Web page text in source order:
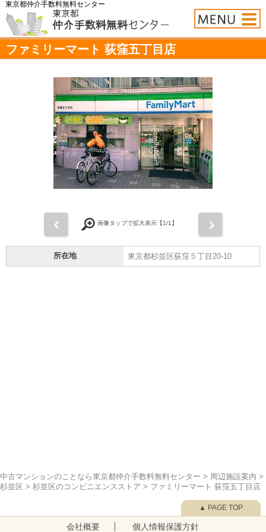
東京都仲介手数料無料センター
ファミリーマート 荻窪五丁目店
画像タップで拡大表示【1/1】
所在地 東京都杉並区荻窪５丁目20-10
中古マンションのことなら東京都仲介手数料無料センター > 周辺施設案内 >
杉並区 > 杉並区のコンビニエンスストア > ファミリーマート 荻窪五丁目店
会社概要 個人情報保護方針
▲ PAGE TOP